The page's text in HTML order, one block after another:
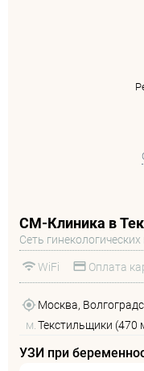
СМ-Клиника в
Сеть
WiFi Оплата
Москва,
м. Текстильщики (470
УЗИ при